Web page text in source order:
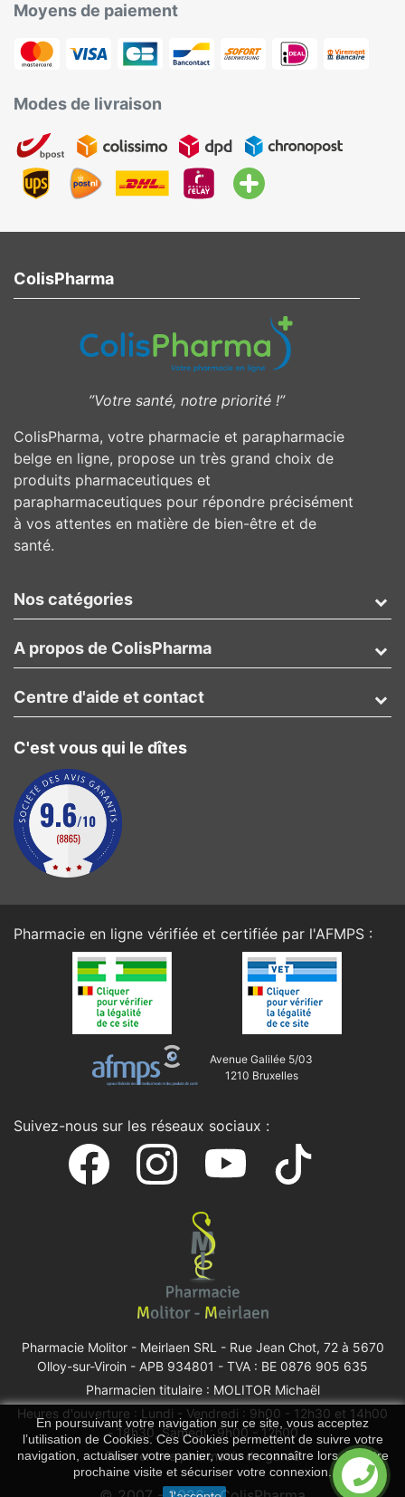
Moyens de paiement
Modes de livraison
ColisPharma
”Votre santé, notre priorité !”
ColisPharma, votre pharmacie et parapharmacie
belge en ligne, propose un très grand choix de
produits pharmaceutiques et
parapharmaceutiques pour répondre précisément
à vos attentes en matière de bien-être et de
santé.
Nos catégories
A propos de ColisPharma
En poursuivant votre navigation sur ce site, vous acceptez
l’utilisation de Cookies. Ces Cookies permettent de suivre votre
navigation, actualiser votre panier, vous reconnaître lors de votre
prochaine visite et sécuriser votre connexion.
C'est vous qui le dîtes
Centre d'aide et contact
Pharmacie en ligne vérifiée et certifiée par l'AFMPS :
Avenue Galilée 5/03
1210 Bruxelles
Suivez-nous sur les réseaux sociaux :
Pharmacie Molitor - Meirlaen SRL - Rue Jean Chot, 72 à 5670
Olloy-sur-Viroin - APB 934801 - TVA : BE 0876 905 635
Pharmacien titulaire : MOLITOR Michaël
Heures d'ouverture : Lundi - Vendredi : 9h00 - 12h30 et 14h00
- 18h30, Samedi : 9h00 - 12h00
Trouver une pharmacie de garde